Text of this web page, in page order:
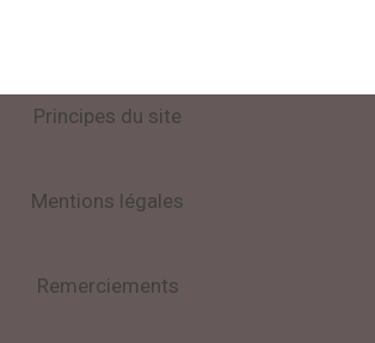
Principes du site
Mentions légales
Remerciements